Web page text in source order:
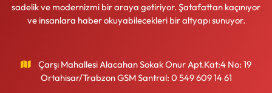
sadelik ve modernizmi bir araya getiriyor. Şatafattan kaçınıyor
ve insanlara haber okuyabilecekleri bir altyapı sunuyor.
Çarşı Mahallesi Alacahan Sokak Onur Apt.Kat:4 No: 19
Ortahisar/Trabzon GSM Santral: 0 549 609 14 61